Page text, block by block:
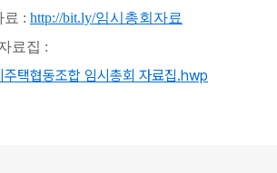
료 : http://bit.ly/임시총회자료
료집 :
택협동조합 임시총회 자료집.hwp